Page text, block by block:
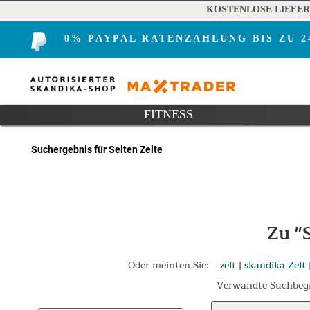
KOSTENLOSE
0% PAYPAL RATENZAHLUNG BIS ZU
FITNESS
Suchergebnis für Seiten Zelte
Zu
Oder meinten Sie: zelt | skandika Zelt |
Verwandte